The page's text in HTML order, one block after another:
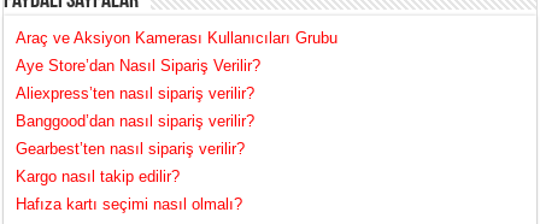
Araç ve Aksiyon Kamerası Kullanıcıları Grubu
Aye Store’dan Nasıl Sipariş Verilir?
Aliexpress’ten nasıl sipariş verilir?
Banggood’dan nasıl sipariş verilir?
Gearbest’ten nasıl sipariş verilir?
Kargo nasıl takip edilir?
Hafıza kartı seçimi nasıl olmalı?